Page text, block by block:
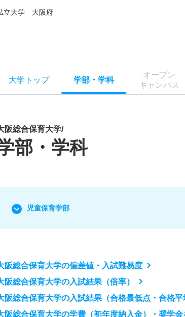
立大学 大阪府
大学トップ 学部 ・ 学科
オープン
キャンパス
阪総合保育大学/
部・学科
児童保育学部
阪総合保育大学の偏差値・入試難易度
阪総合保育大学の入試結果（倍率）
阪総合保育大学の入試結果（合格最低点・合格平
阪総合保育大学の学費（初年度納入金）・奨学金